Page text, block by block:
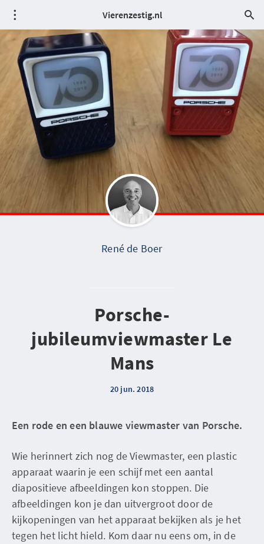
Vierenzestig.nl
René de Boer
Porsche-
jubileumviewmaster Le
Mans
20 jun. 2018
Een rode en een blauwe viewmaster van Porsche.
Wie herinnert zich nog de Viewmaster, een plastic
apparaat waarin je een schijf met een aantal
diapositieve afbeeldingen kon stoppen. Die
afbeeldingen kon je dan uitvergroot door de
kijkopeningen van het apparaat bekijken als je het
tegen het licht hield. Kom daar nu eens om, in de